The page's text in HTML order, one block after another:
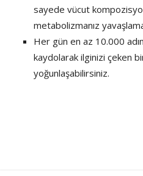
sayede vücut
metabolizmanız
Her gün en az 10.000
kaydolarak ilginizi çeken
yoğunlaşabilirsiniz.